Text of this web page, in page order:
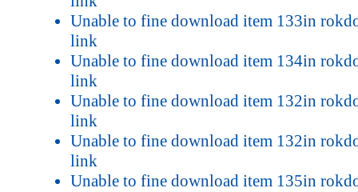
Unable to fine download item 133in
link
Unable to fine download item 134in
link
Unable to fine download item 132in
link
Unable to fine download item 132in
link
Unable to fine download item 135in